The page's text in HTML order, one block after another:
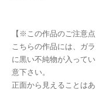
【※この作品のご注意
こちらの作品には、ガ
に黒い不純物が入って
意下さい。
正面から見えることはあ